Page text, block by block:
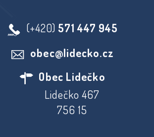
(+420) 571 447 945
obec@lidecko.cz
Obec Lidečko
Lidečko 467
756 15